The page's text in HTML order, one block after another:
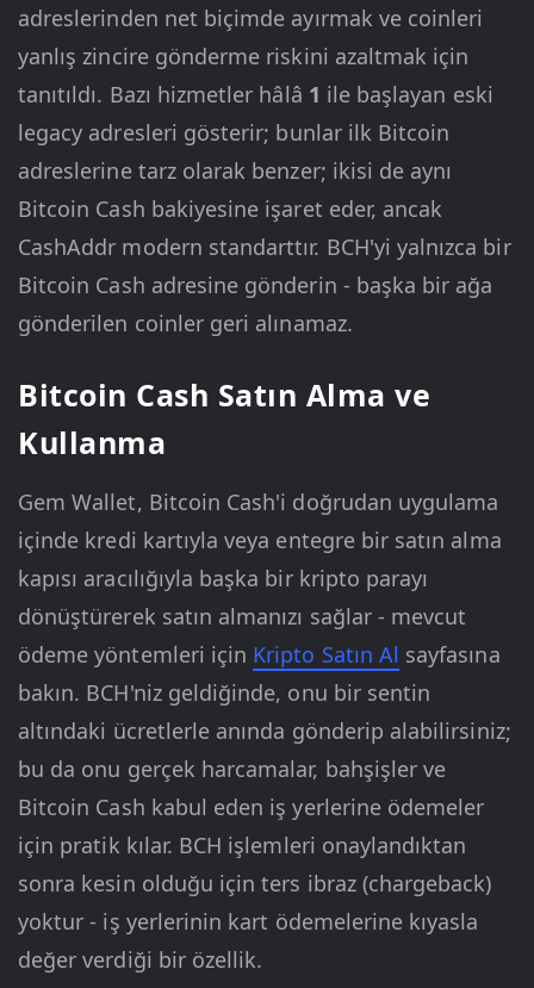
adreslerinden net biçimde ayırmak ve coinleri
yanlış zincire gönderme riskini azaltmak için
tanıtıldı. Bazı hizmetler hâlâ 1 ile başlayan eski
legacy adresleri gösterir; bunlar ilk Bitcoin
adreslerine tarz olarak benzer; ikisi de aynı
Bitcoin Cash bakiyesine işaret eder, ancak
CashAddr modern standarttır. BCH'yi yalnızca bir
Bitcoin Cash adresine gönderin - başka bir ağa
gönderilen coinler geri alınamaz.
Bitcoin Cash Satın Alma ve
Kullanma
Gem Wallet, Bitcoin Cash'i doğrudan uygulama
içinde kredi kartıyla veya entegre bir satın alma
kapısı aracılığıyla başka bir kripto parayı
dönüştürerek satın almanızı sağlar - mevcut
ödeme yöntemleri için Kripto Satın Al sayfasına
bakın. BCH'niz geldiğinde, onu bir sentin
altındaki ücretlerle anında gönderip alabilirsiniz;
bu da onu gerçek harcamalar, bahşişler ve
Bitcoin Cash kabul eden iş yerlerine ödemeler
için pratik kılar. BCH işlemleri onaylandıktan
sonra kesin olduğu için ters ibraz (chargeback)
yoktur - iş yerlerinin kart ödemelerine kıyasla
değer verdiği bir özellik.